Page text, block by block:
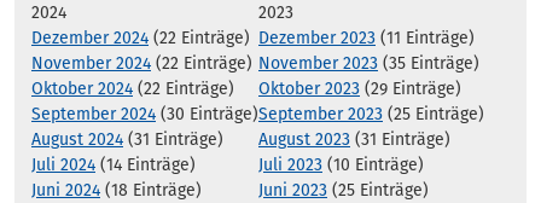
2024
Dezember 2024 (22 Einträge)
November 2024 (22 Einträge)
Oktober 2024 (22 Einträge)
September 2024 (30 Einträge)
August 2024 (31 Einträge)
Juli 2024 (14 Einträge)
Juni 2024 (18 Einträge)
2023
Dezember 2023 (11 Einträge)
November 2023 (35 Einträge)
Oktober 2023 (29 Einträge)
September 2023 (25 Einträge)
August 2023 (31 Einträge)
Juli 2023 (10 Einträge)
Juni 2023 (25 Einträge)